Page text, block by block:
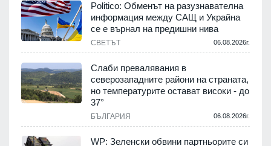
Politico: Обменът на разузнавателна
информация между САЩ и Украйна
се е върнал на предишни нива
СВЕТЪТ 06.08.2026г.
Слаби превалявания в
северозападните райони на страната,
но температурите остават високи - до
37°
БЪЛГАРИЯ 06.08.2026г.
WP: Зеленски обвини партньорите си